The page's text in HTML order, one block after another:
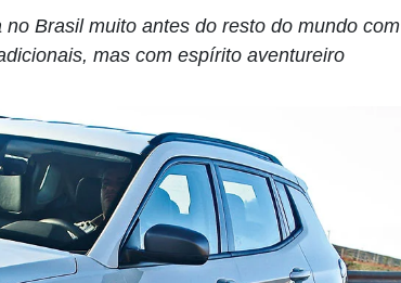
Brasil muito antes do resto do mundo com
mas com espírito aventureiro